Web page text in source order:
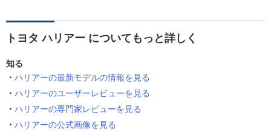
トヨタ ハリアー についてもっと詳しく
知る
ハリアーの最新モデルの情報を見る
ハリアーのユーザーレビューを見る
ハリアーの専門家レビューを見る
ハリアーの公式画像を見る